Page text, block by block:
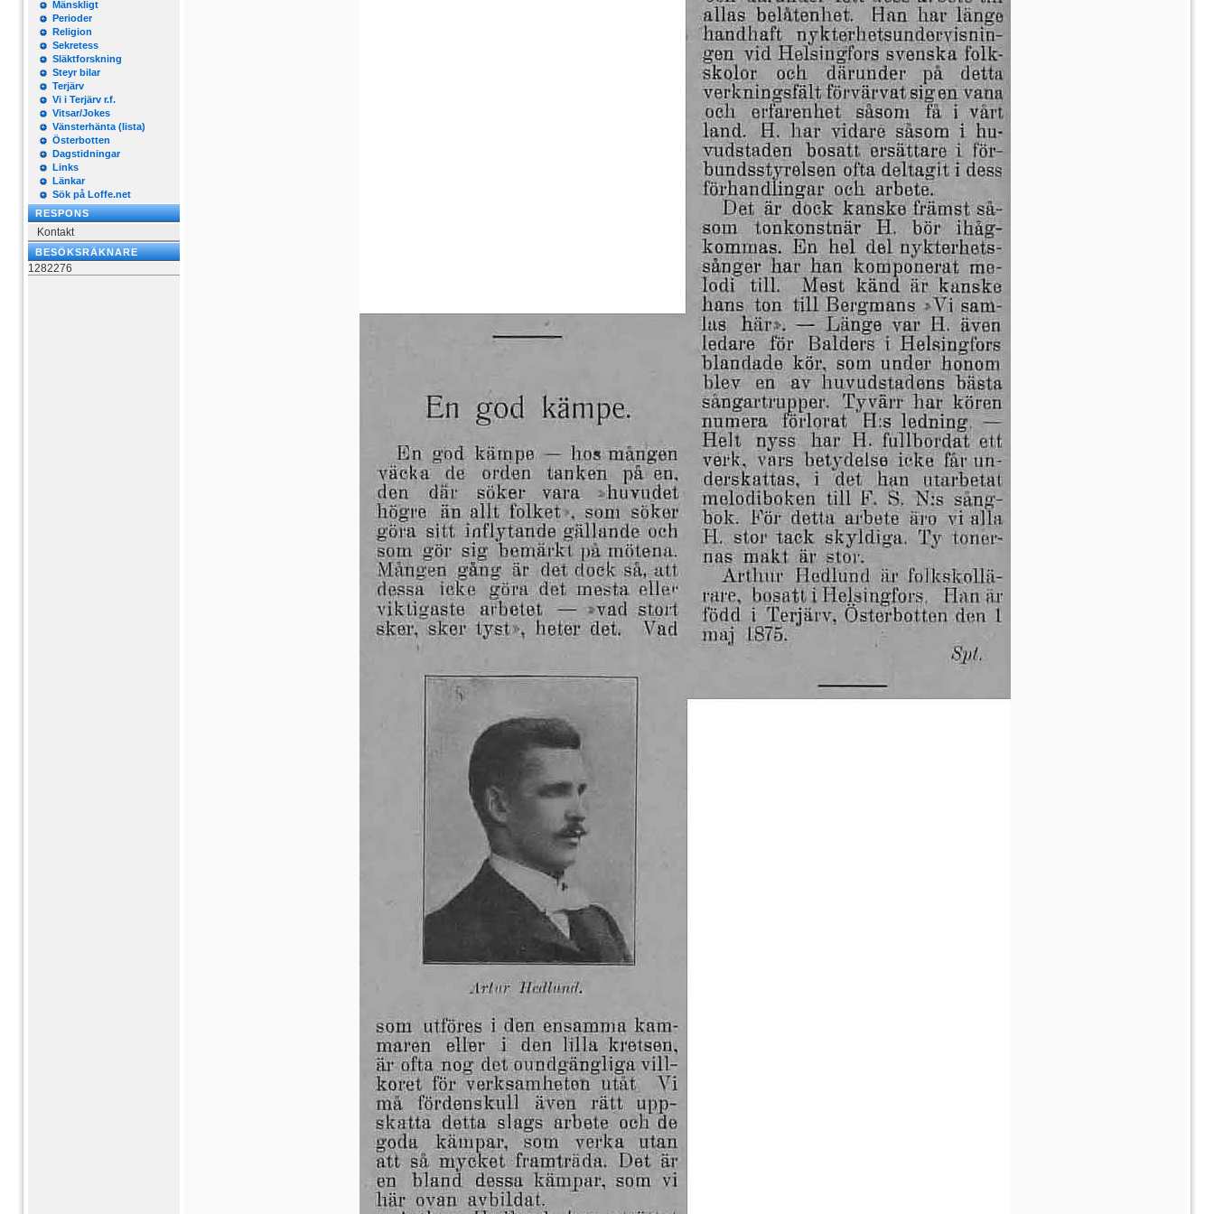
Mänskligt
Perioder
Religion
Sekretess
Släktforskning
Steyr bilar
Terjärv
Vi i Terjärv r.f.
Vitsar/Jokes
Vänsterhänta (lista)
Österbotten
Dagstidningar
Links
Länkar
Sök på Loffe.net
RESPONS
Kontakt
BESÖKSRÄKNARE
1282276